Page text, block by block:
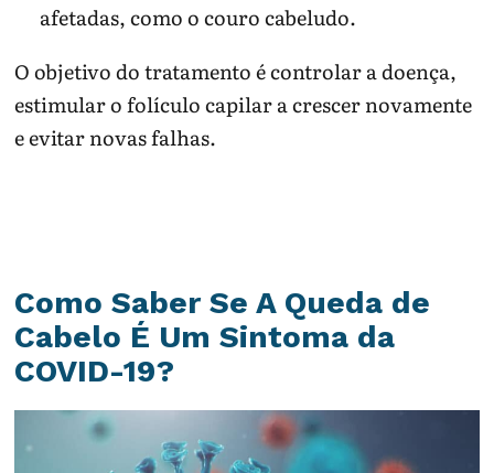
afetadas, como o couro cabeludo.
O objetivo do tratamento é controlar a doença,
estimular o folículo capilar a crescer novamente
e evitar novas falhas.
Como Saber Se A Queda de
Cabelo É Um Sintoma da
COVID-19?